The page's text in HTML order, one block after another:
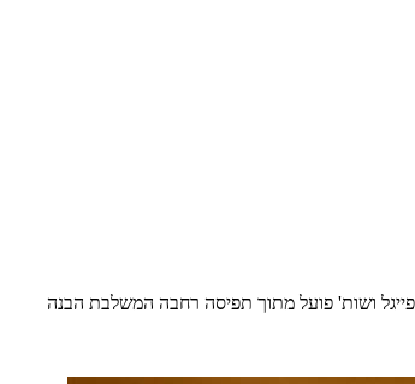
ושות' פועל מתוך תפיסה רחבה המשלבת הבנה